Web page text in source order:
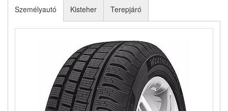
Személyautó Kisteher Terepjáró